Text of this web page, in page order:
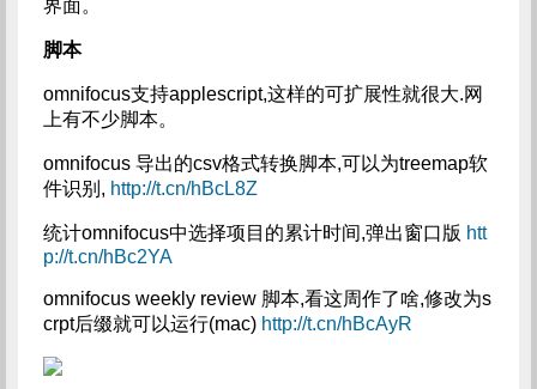
界面。
脚本
omnifocus支持applescript,这样的可扩展性就很大.网
上有不少脚本。
omnifocus 导出的csv格式转换脚本,可以为treemap软
件识别, http://t.cn/hBcL8Z
统计omnifocus中选择项目的累计时间,弹出窗口版 htt
p://t.cn/hBc2YA
omnifocus weekly review 脚本,看这周作了啥,修改为s
crpt后缀就可以运行(mac) http://t.cn/hBcAyR